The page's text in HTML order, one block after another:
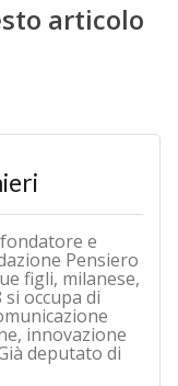
articolo
e
Pensiero
figli, milanese,
occupa di
innovazione
deputato di